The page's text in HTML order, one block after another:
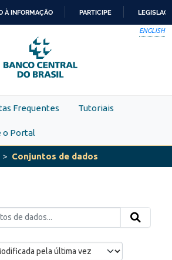
PARA
O
CONTEÚDO
À INFORMAÇÃO PARTICIPE
ENGLISH
Frequentes Tutoriais
o Portal
Conjuntos de dados